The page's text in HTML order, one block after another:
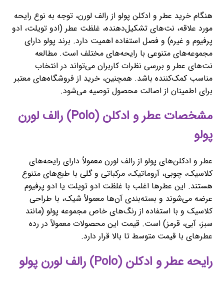
هنگام خرید عطر و ادکلن پولو از رالف لورن، توجه به نوع رایحه
مورد علاقه، نت‌های تشکیل‌دهنده، غلظت عطر (ادو تویلت، ادو
پرفیوم و غیره) و فصل استفاده اهمیت دارد. برند پولو دارای
مجموعه‌های متنوعی با رایحه‌های مختلف است. مطالعه
نت‌های عطر و بررسی نظرات کاربران می‌تواند در انتخاب
مناسب کمک‌کننده باشد. همچنین، خرید از فروشگاه‌های معتبر
برای اطمینان از اصالت محصول توصیه می‌شود.
مشخصات عطر و ادکلن (Polo) رالف لورن
پولو
عطر و ادکلن‌های پولو از رالف لورن معمولاً دارای رایحه‌های
کلاسیک، چوبی، آروماتیک، مرکباتی و گلی با طبع‌های متنوع
هستند. این عطرها اغلب با غلظت ادو تویلت یا ادو پرفیوم
عرضه می‌شوند و بسته‌بندی آن‌ها معمولاً شیک، با طراحی
کلاسیک و با استفاده از رنگ‌های خاص مجموعه پولو (مانند
سبز، آبی، قرمز) است. قیمت این محصولات معمولاً در رده
عطرهای با قیمت متوسط تا بالا قرار دارد.
رایحه عطر و ادکلن (Polo) رالف لورن پولو